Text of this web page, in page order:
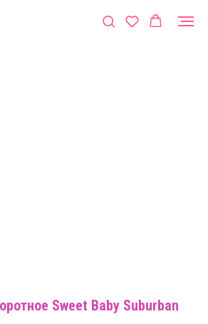
Sweet Baby Suburban